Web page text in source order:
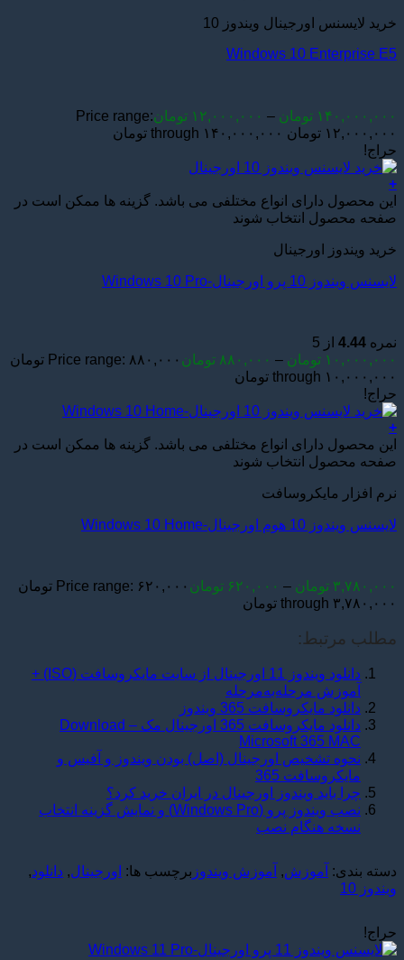
خرید لایسنس اورجینال ویندوز 10
Windows 10 Enterprise E5
۱۴۰,۰۰۰,۰۰۰ تومان – ۱۲,۰۰۰,۰۰۰ تومانPrice range:
۱۲,۰۰۰,۰۰۰ تومان through ۱۴۰,۰۰۰,۰۰۰ تومان
حراج!
+
این محصول دارای انواع مختلفی می باشد. گزینه ها ممکن است در
صفحه محصول انتخاب شوند
خرید ویندوز اورجینال
لایسنس ویندوز 10 پرو اورجینال-Windows 10 Pro
نمره 4.44 از 5
۱۰,۰۰۰,۰۰۰ تومان – ۸۸۰,۰۰۰ تومان
Price range: ۸۸۰,۰۰۰ تومان
through ۱۰,۰۰۰,۰۰۰ تومان
حراج!
+
این محصول دارای انواع مختلفی می باشد. گزینه ها ممکن است در
صفحه محصول انتخاب شوند
نرم افزار مایکروسافت
لایسنس ویندوز 10 هوم اورجینال-Windows 10 Home
۳,۷۸۰,۰۰۰ تومان – ۶۲۰,۰۰۰ تومان
Price range: ۶۲۰,۰۰۰ تومان
through ۳,۷۸۰,۰۰۰ تومان
مطلب مرتبط:
دانلود ویندوز 11 اورجینال از سایت مایکروسافت (ISO) +
آموزش مرحله‌به‌مرحله
دانلود مایکروسافت 365 ویندوز
دانلود مایکروسافت 365 اورجینال مک – Download
Microsoft 365 MAC
نحوه تشخیص اورجینال (اصل) بودن ویندوز و آفیس و
مایکروسافت 365
چرا باید ویندوز اورجینال در ایران خرید کرد؟
نصب ویندوز پرو (Windows Pro) و نمایش گزینه انتخاب
نسخه هنگام نصب
دسته بندی: آموزش, آموزش ویندوز برچسب ها: اورجینال, دانلود,
ویندوز 10
حراج!